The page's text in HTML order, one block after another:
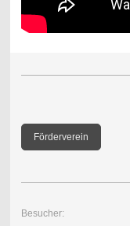
Förderverein
Besucher: